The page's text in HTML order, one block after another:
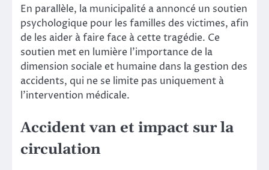
En parallèle, la municipalité a annoncé un soutien
psychologique pour les familles des victimes, afin
de les aider à faire face à cette tragédie. Ce
soutien met en lumière l’importance de la
dimension sociale et humaine dans la gestion des
accidents, qui ne se limite pas uniquement à
l’intervention médicale.
Accident van et impact sur la
circulation